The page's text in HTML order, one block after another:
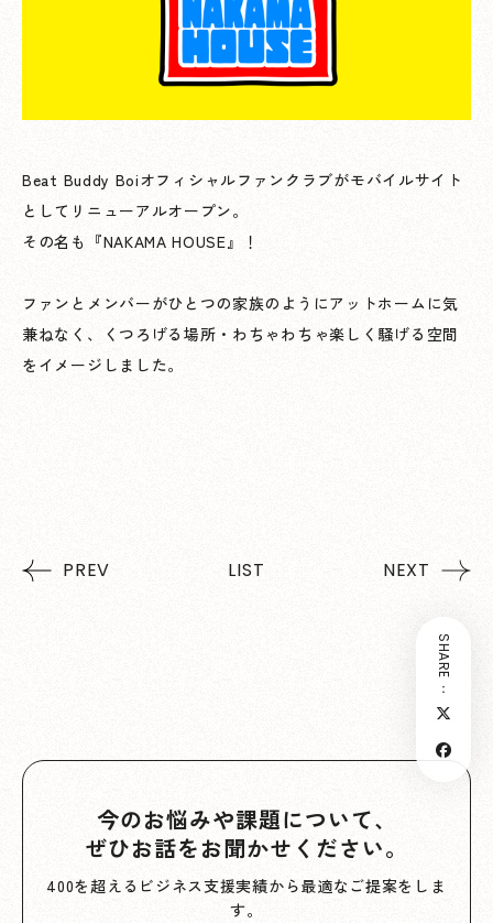
SHARE：
Beat Buddy Boiオフィシャルファンクラブがモバイルサイト
としてリニューアルオープン。
その名も『NAKAMA HOUSE』！
ファンとメンバーがひとつの家族のようにアットホームに気
兼ねなく、くつろげる場所・わちゃわちゃ楽しく騒げる空間
をイメージしました。
PREV LIST NEXT
今のお悩みや課題について、
ぜひお話をお聞かせください。
400を超えるビジネス支援実績から最適なご提案をしま
す。